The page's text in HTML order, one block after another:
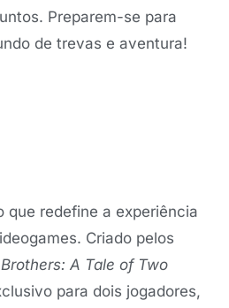
Preparem-se para
de trevas e aventura!
que redefine a experiência
Criado pelos
Brothers: A Tale of Two
para dois jogadores,